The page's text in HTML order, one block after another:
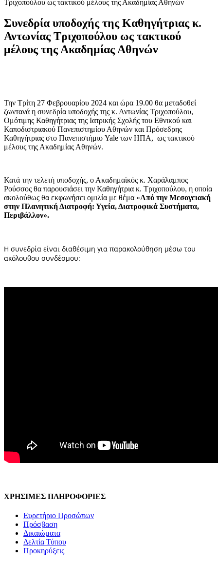
Τριχοπούλου ως τακτικού μέλους της Ακαδημίας Αθηνών
Συνεδρία υποδοχής της Καθηγήτριας κ.
Αντωνίας Τριχοπούλου ως τακτικού
μέλους της Ακαδημίας Αθηνών
Την Τρίτη 27 Φεβρουαρίου 2024 και ώρα 19.00 θα μεταδοθεί
ζωντανά η συνεδρία υποδοχής της κ. Αντωνίας Τριχοπούλου,
Ομότιμης Καθηγήτριας της Ιατρικής Σχολής του Εθνικού και
Καποδιστριακού Πανεπιστημίου Αθηνών και Πρόσεδρης
Καθηγήτριας στο Πανεπιστήμιο Yale των ΗΠΑ, ως τακτικού
μέλους της Ακαδημίας Αθηνών.
Κατά την τελετή υποδοχής, ο Ακαδημαϊκός κ. Χαράλαμπος
Ρούσσος θα παρουσιάσει την Καθηγήτρια κ. Τριχοπούλου, η οποία
ακολούθως θα εκφωνήσει ομιλία με θέμα «Από την Μεσογειακή
στην Πλανητική Διατροφή: Υγεία, Διατροφικά Συστήματα,
Περιβάλλον».
Η συνεδρία είναι διαθέσιμη για παρακολούθηση μέσω του
ακόλουθου συνδέσμου:
ΧΡΗΣΙΜΕΣ ΠΛΗΡΟΦΟΡΙΕΣ
Ευρετήριο Προσώπων
Πρόσβαση
Δικαιώματα
Δελτία Τύπου
Προκηρύξεις